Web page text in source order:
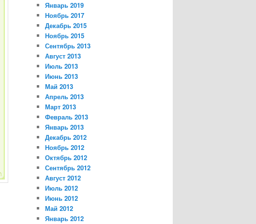
Январь 2019
Ноябрь 2017
Декабрь 2015
Ноябрь 2015
Сентябрь 2013
Август 2013
Июль 2013
Июнь 2013
Май 2013
Апрель 2013
Март 2013
Февраль 2013
Январь 2013
Декабрь 2012
Ноябрь 2012
Октябрь 2012
Сентябрь 2012
Август 2012
Июль 2012
Июнь 2012
Май 2012
Январь 2012